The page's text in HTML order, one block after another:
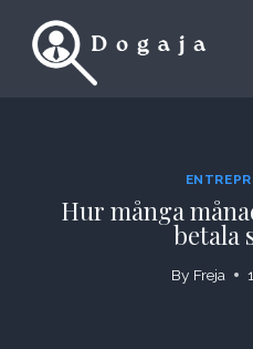
Hur många
betala
By Freja